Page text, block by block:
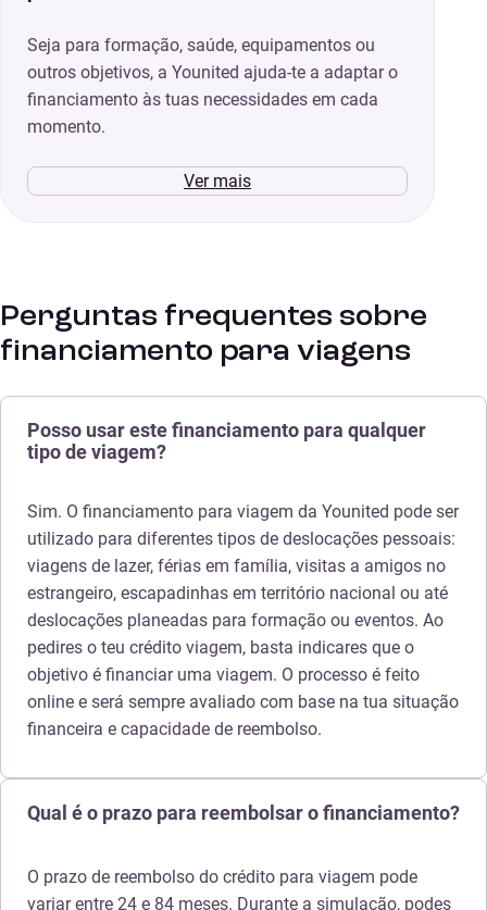
Seja para formação, saúde, equipamentos ou
outros objetivos, a Younited ajuda-te a adaptar o
financiamento às tuas necessidades em cada
momento.
Ver mais
Perguntas frequentes sobre
financiamento para viagens
Posso usar este financiamento para qualquer
tipo de viagem?
Sim. O financiamento para viagem da Younited pode ser
utilizado para diferentes tipos de deslocações pessoais:
viagens de lazer, férias em família, visitas a amigos no
estrangeiro, escapadinhas em território nacional ou até
deslocações planeadas para formação ou eventos. Ao
pedires o teu crédito viagem, basta indicares que o
objetivo é financiar uma viagem. O processo é feito
online e será sempre avaliado com base na tua situação
financeira e capacidade de reembolso.
Qual é o prazo para reembolsar o financiamento?
O prazo de reembolso do crédito para viagem pode
variar entre 24 e 84 meses. Durante a simulação, podes